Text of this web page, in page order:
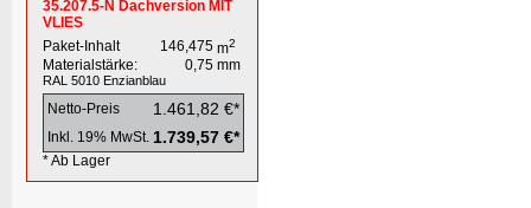
35.207.5-N Dachversion MIT
VLIES
Paket-Inhalt
146,475 m2
Materialstärke: 0,75 mm
RAL 5010 Enzianblau
Netto-Preis 1.461,82 €*
Inkl. 19% MwSt. 1.739,57 €*
* Ab Lager